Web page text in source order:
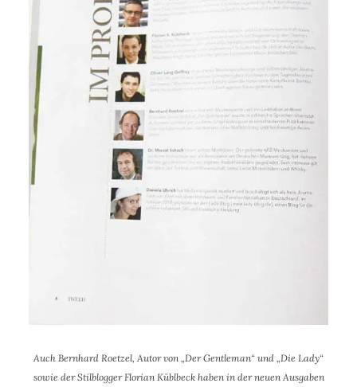
Auch Bernhard Roetzel, Autor von „Der Gentleman“ und „Die Lady“
sowie der Stilblogger Florian Küblbeck haben in der neuen Ausgaben